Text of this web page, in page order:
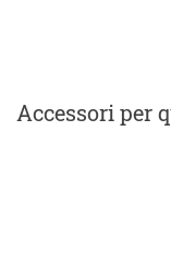
Accessoriper